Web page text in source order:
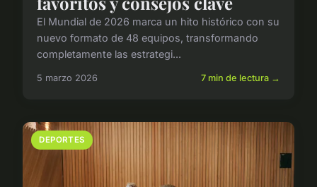
El Mundial de 2026 marca un hito histórico con su
nuevo formato de 48 equipos, transformando
completamente las estrategi...
5 marzo 2026 7 min de lectura →
DEPORTES